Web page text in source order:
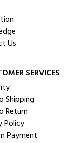
Us
SERVICES
Shipping
Return
Policy
Payment